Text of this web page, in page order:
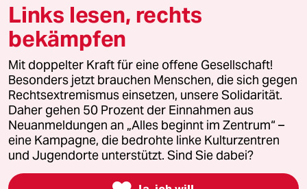
© 2026 taz Verlags und Vertriebs GmbH
Alle Rechte vorbehalten. Bei rechtlichen Fragen oder für Genehmigungen
wenden Sie sich bitte an
lizenzen@taz.de
Feedback Redaktionsstatut Kommune-Richtlinien
Leitlinie Informant Datenschutz Impressum AGB
Seitenwende Einwilligungen widerrufen (Ads)
Links lesen, rechts
bekämpfen
Mit doppelter Kraft für eine offene Gesellschaft!
Besonders jetzt brauchen Menschen, die sich gegen
Rechtsextremismus einsetzen, unsere Solidarität.
Daher gehen 50 Prozent der Einnahmen aus
Neuanmeldungen an „Alles beginnt im Zentrum“ –
eine Kampagne, die bedrohte linke Kulturzentren
und Jugendorte unterstützt. Sind Sie dabei?